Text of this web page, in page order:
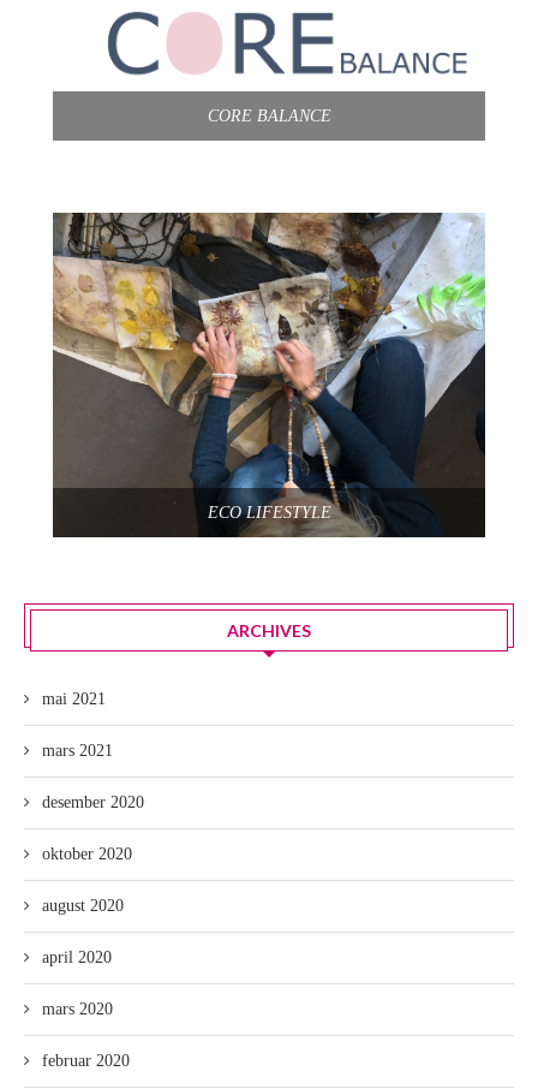
CORE BALANCE
ECO LIFESTYLE
ARCHIVES
mai 2021
mars 2021
desember 2020
oktober 2020
august 2020
april 2020
mars 2020
februar 2020